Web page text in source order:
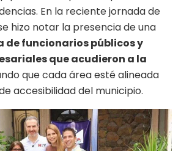
En la reciente jornada de
hizo notar la presencia de una
de funcionarios públicos y
que acudieron a la
que cada área esté alineada
accesibilidad del municipio.